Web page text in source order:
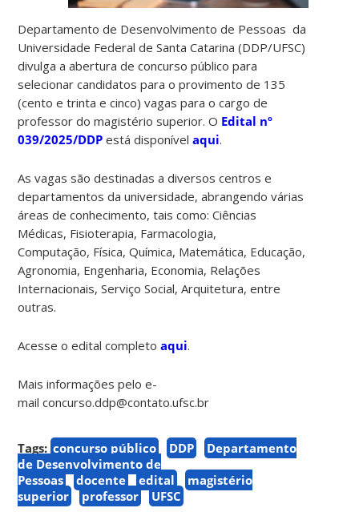
Departamento de Desenvolvimento de Pessoas da
Universidade Federal de Santa Catarina (DDP/UFSC)
divulga a abertura de concurso público para
selecionar candidatos para o provimento de 135
(cento e trinta e cinco) vagas para o cargo de
professor do magistério superior. O Edital nº
039/2025/DDP está disponívelaqui.
As vagas são destinadas a diversos centros e
departamentos da universidade, abrangendo várias
áreas de conhecimento, tais como: Ciências
Médicas, Fisioterapia, Farmacologia,
Computação, Física, Química, Matemática, Educação,
Agronomia, Engenharia, Economia, Relações
Internacionais, Serviço Social, Arquitetura, entre
outras.
Acesse o edital completoaqui.
Mais informações pelo e-
mail concurso.ddp@contato.ufsc.br
Tags: concurso público DDP
Departamento
de Desenvolvimento de
Pessoas
docente edital
magistério
superior
professor UFSC